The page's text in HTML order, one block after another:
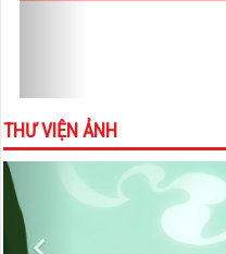
THƯ VIỆN ẢNH
Previous